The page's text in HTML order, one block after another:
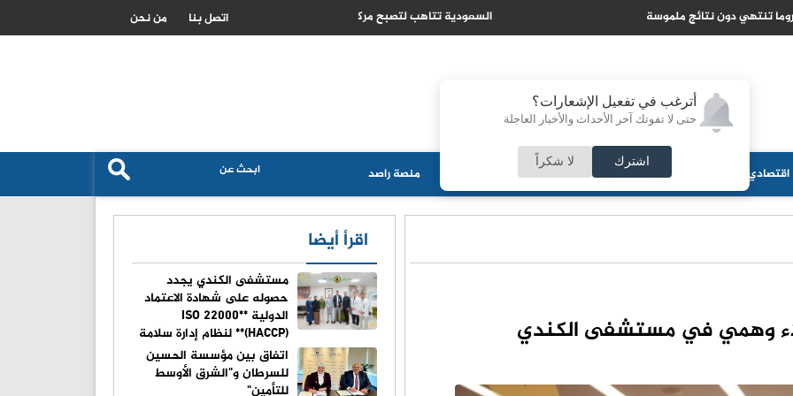
أترغب في تفعيل الإشعارات؟
حتى لا تفوتك آخر الأحداث والأخبار العاجلة
اشترك لا شكراً
تتاهب لتصبح مركزا عالميا لتدفقات راس المال الاسلامي الزراعة الاردنية تكشف حجم استهلاك القمح والشعير وتؤكد تعزيز الامن
من نحن اتصل بنا
اقتصادي منوعات ثقافة مجلس الأمة منصة راصد
وهمي في مستشفى الكندي
اقرأ أيضا
مستشفى الكندي يجدد
حصوله على شهادة الاعتماد
الدولية **ISO 22000
(HACCP)** لنظام إدارة سلامة
الغذاء
اتفاق بين مؤسسة الحسين
للسرطان و"الشرق الأوسط
للتأمين"